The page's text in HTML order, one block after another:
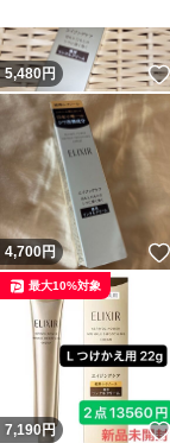
5,480円
4,700円
7,190円
最大10%対象